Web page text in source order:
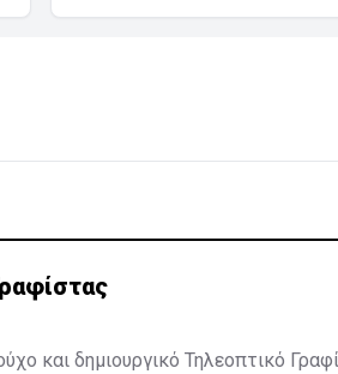
και δημιουργικό Τηλεοπτικό